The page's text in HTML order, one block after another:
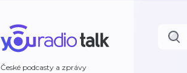
České podcasty a zprávy